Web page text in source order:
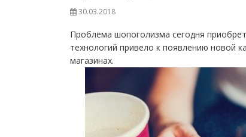
30.03.2018
Проблема шопоголизма сегодня
технологий привело к появлению новой
магазинах.